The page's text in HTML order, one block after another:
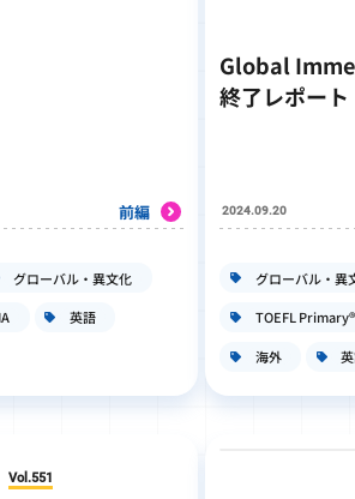
前編
グローバル・異文化
英語
Vol.551
Global
終了レポート
2024.09.20
グローバル・異
TOEFL
海外